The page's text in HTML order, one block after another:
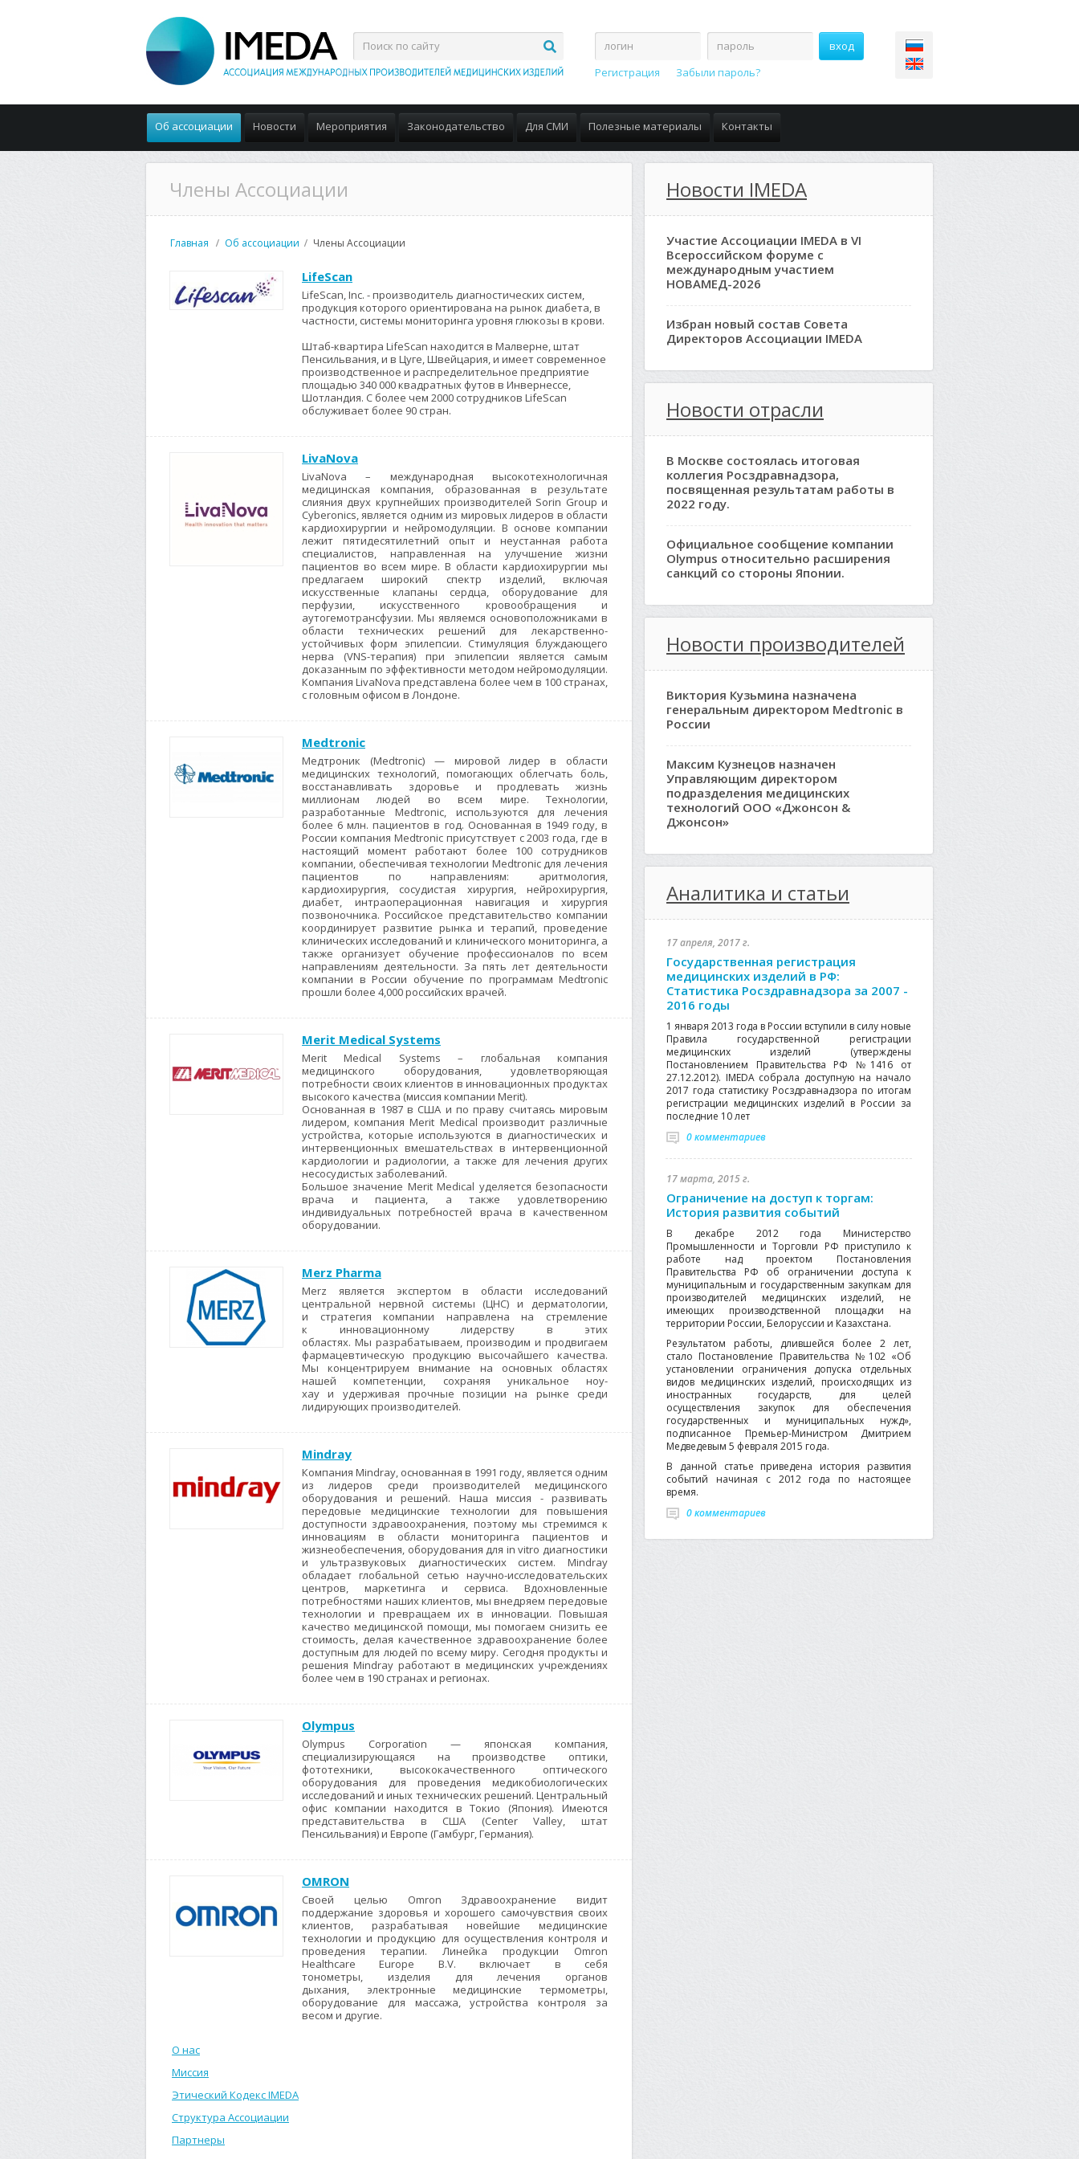
Регистрация Забыли пароль?
Об ассоциации Новости Мероприятия Законодательство Для СМИ Полезные материалы Контакты
Члены Ассоциации
Главная Об ассоциации Члены Ассоциации
LifeScan
LifeScan, Inc. - производитель диагностических систем,
продукция которого ориентирована на рынок диабета, в
частности, системы мониторинга уровня глюкозы в крови.
Штаб-квартира LifeScan находится в Малверне, штат
Пенсильвания, и в Цуге, Швейцария, и имеет современное
производственное и распределительное предприятие
площадью 340 000 квадратных футов в Инвернессе,
Шотландия. С более чем 2000 сотрудников LifeScan
обслуживает более 90 стран.
LivaNova
LivaNova – международная высокотехнологичная
медицинская компания, образованная в результате
слияния двух крупнейших производителей Sorin Group и
Cyberonics, является одним из мировых лидеров в области
кардиохирургии и нейромодуляции. В основе компании
лежит пятидесятилетний опыт и неустанная работа
специалистов, направленная на улучшение жизни
пациентов во всем мире. В области кардиохирургии мы
предлагаем широкий спектр изделий, включая
искусственные клапаны сердца, оборудование для
перфузии, искусственного кровообращения и
аутогемотрансфузии. Мы являемся основоположниками в
области технических решений для лекарственно-
устойчивых форм эпилепсии. Стимуляция блуждающего
нерва (VNS-терапия) при эпилепсии является самым
доказанным по эффективности методом нейромодуляции.
Компания LivaNova представлена более чем в 100 странах,
с головным офисом в Лондоне.
Medtronic
Медтроник (Medtronic) — мировой лидер в области
медицинских технологий, помогающих облегчать боль,
восстанавливать здоровье и продлевать жизнь
миллионам людей во всем мире. Технологии,
разработанные Medtronic, используются для лечения
более 6 млн. пациентов в год. Основанная в 1949 году, в
России компания Medtronic присутствует с 2003 года, где в
настоящий момент работают более 100 сотрудников
компании, обеспечивая технологии Medtronic для лечения
пациентов по направлениям: аритмология,
кардиохирургия, сосудистая хирургия, нейрохирургия,
диабет, интраоперационная навигация и хирургия
позвоночника. Российское представительство компании
координирует развитие рынка и терапий, проведение
клинических исследований и клинического мониторинга, а
также организует обучение профессионалов по всем
направлениям деятельности. За пять лет деятельности
компании в России обучение по программам Medtronic
прошли более 4,000 российских врачей.
Merit Medical Systems
Merit Medical Systems – глобальная компания
медицинского оборудования, удовлетворяющая
потребности своих клиентов в инновационных продуктах
высокого качества (миссия компании Merit).
Основанная в 1987 в США и по праву считаясь мировым
лидером, компания Merit Medical производит различные
устройства, которые используются в диагностических и
интервенционных вмешательствах в интервенционной
кардиологии и радиологии, а также для лечения других
несосудистых заболеваний.
Большое значение Merit Medical уделяется безопасности
врача и пациента, а также удовлетворению
индивидуальных потребностей врача в качественном
оборудовании.
Merz Pharma
Merz является экспертом в области исследований
центральной нервной системы (ЦНС) и дерматологии,
и стратегия компании направлена на стремление
к инновационному лидерству в этих
областях. Мы разрабатываем, производим и продвигаем
фармацевтическую продукцию высочайшего качества.
Мы концентрируем внимание на основных областях
нашей компетенции, сохраняя уникальное ноу-
хау и удерживая прочные позиции на рынке среди
лидирующих производителей.
Mindray
Компания Mindray, основанная в 1991 году, является одним
из лидеров среди производителей медицинского
оборудования и решений. Наша миссия - развивать
передовые медицинские технологии для повышения
доступности здравоохранения, поэтому мы стремимся к
инновациям в области мониторинга пациентов и
жизнеобеспечения, оборудования для in vitro диагностики
и ультразвуковых диагностических систем. Mindray
обладает глобальной сетью научно-исследовательских
центров, маркетинга и сервиса. Вдохновленные
потребностями наших клиентов, мы внедряем передовые
технологии и превращаем их в инновации. Повышая
качество медицинской помощи, мы помогаем снизить ее
стоимость, делая качественное здравоохранение более
доступным для людей по всему миру. Сегодня продукты и
решения Mindray работают в медицинских учреждениях
более чем в 190 странах и регионах.
Olympus
Olympus Corporation — японская компания,
специализирующаяся на производстве оптики,
фототехники, высококачественного оптического
оборудования для проведения медикобиологических
исследований и иных технических решений. Центральный
офис компании находится в Токио (Япония). Имеются
представительства в США (Center Valley, штат
Пенсильвания) и Европе (Гамбург, Германия).
OMRON
Своей целью Omron Здравоохранение видит
поддержание здоровья и хорошего самочувствия своих
клиентов, разрабатывая новейшие медицинские
технологии и продукцию для осуществления контроля и
проведения терапии. Линейка продукции Omron
Healthcare Europe B.V. включает в себя
тонометры, изделия для лечения органов
дыхания, электронные медицинские термометры,
оборудование для массажа, устройства контроля за
весом и другие.
О нас
Миссия
Этический Кодекс IMEDA
Структура Ассоциации
Партнеры
Новости IMEDA
Участие Ассоциации IMEDA в VI
Всероссийском форуме с
международным участием
НОВАМЕД-2026
Избран новый состав Совета
Директоров Ассоциации IMEDA
Новости отрасли
В Москве состоялась итоговая
коллегия Росздравнадзора,
посвященная результатам работы в
2022 году.
Официальное сообщение компании
Olympus относительно расширения
санкций со стороны Японии.
Новости производителей
Виктория Кузьмина назначена
генеральным директором Medtronic в
России
Максим Кузнецов назначен
Управляющим директором
подразделения медицинских
технологий ООО «Джонсон &
Джонсон»
Аналитика и статьи
17 апреля, 2017 г.
Государственная регистрация
медицинских изделий в РФ:
Статистика Росздравнадзора за 2007 -
2016 годы
1 января 2013 года в России вступили в силу новые
Правила государственной регистрации
медицинских изделий (утверждены
Постановлением Правительства РФ №1416 от
27.12.2012). IMEDA собрала доступную на начало
2017 года статистику Росздравнадзора по итогам
регистрации медицинских изделий в России за
последние 10 лет
0 комментариев
17 марта, 2015 г.
Ограничение на доступ к торгам:
История развития событий
В декабре 2012 года Министерство
Промышленности и Торговли РФ приступило к
работе над проектом Постановления
Правительства РФ об ограничении доступа к
муниципальным и государственным закупкам для
производителей медицинских изделий, не
имеющих производственной площадки на
территории России, Белоруссии и Казахстана.
Результатом работы, длившейся более 2 лет,
стало Постановление Правительства №102 «Об
установлении ограничения допуска отдельных
видов медицинских изделий, происходящих из
иностранных государств, для целей
осуществления закупок для обеспечения
государственных и муниципальных нужд»,
подписанное Премьер-Министром Дмитрием
Медведевым 5 февраля 2015 года.
В данной статье приведена история развития
событий начиная с 2012 года по настоящее
время.
0 комментариев